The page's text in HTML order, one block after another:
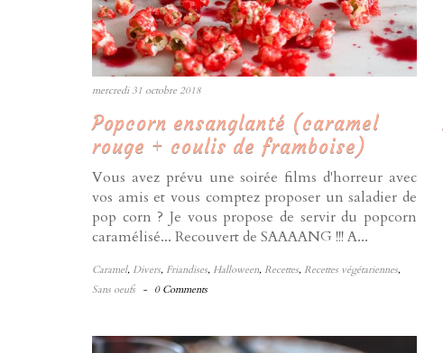
mercredi 31 octobre 2018
Popcorn ensanglanté (caramel
rouge + coulis de framboise)
Vous avez prévu une soirée films d'horreur avec
vos amis et vous comptez proposer un saladier de
pop corn ? Je vous propose de servir du popcorn
caramélisé... Recouvert de SAAAANG !!! A...
Caramel, Divers, Friandises, Halloween, Recettes, Recettes végétariennes,
Sans oeufs - 0 Comments